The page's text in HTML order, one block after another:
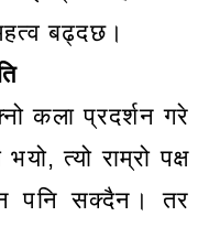
बढ्दछ।
कला प्रदर्शन गरे
त्यो राम्रो पक्ष
पनि सक्दैन। तर